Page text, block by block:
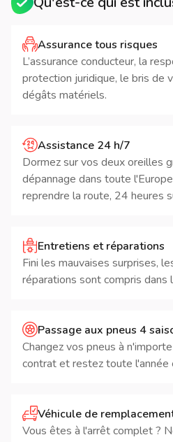
Assurance tous risques
L’assurance conducteur, la
protection juridique, le bris de
dégâts matériels.
Assistance 24 h/7
Dormez sur vos deux oreilles
dépannage dans toute
reprendre la route, 24 heures
Entretiens et réparations
Fini les mauvaises surprises,
réparations sont compris dans
Passage aux pneus 4
Changez vos pneus à
contrat et restez toute l'année
Véhicule de
Vous êtes à l'arrêt complet ?